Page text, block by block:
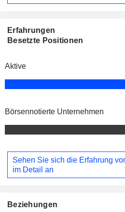
Erfahrungen
Besetzte Positionen
Aktive
Börsennotierte Unternehmen
Sehen Sie sich die Erfahrung
im Detail an
Beziehungen